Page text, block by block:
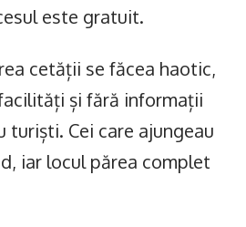
este gratuit.
cetății se făcea haotic,
și fără informații
turiști. Cei care ajungeau
iar locul părea complet